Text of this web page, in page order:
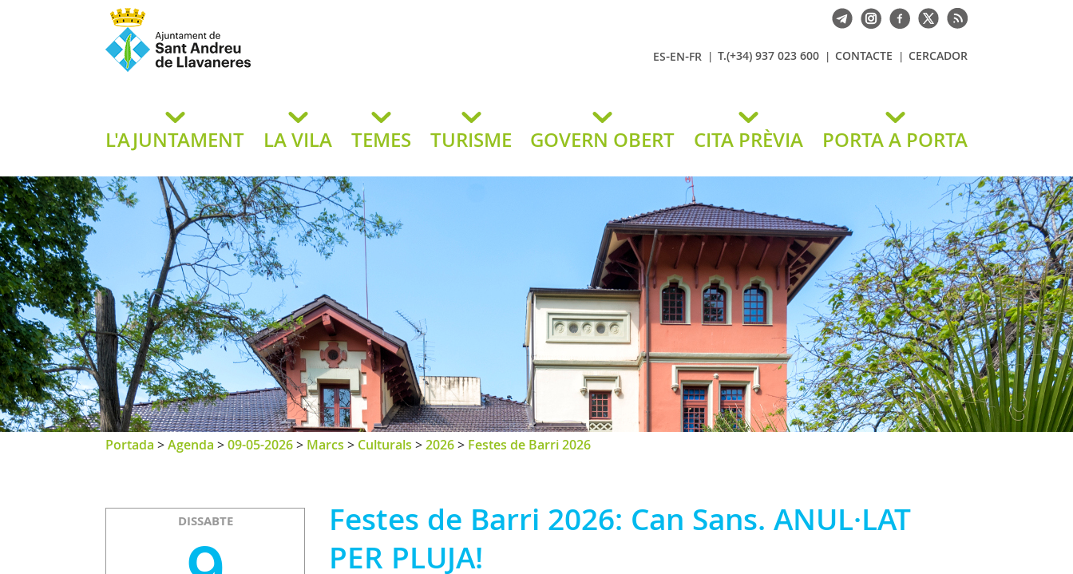
de Llavaneres
ES-EN-FR T.(+34) 937 023 600 CONTACTE CERCADOR
L'AJUNTAMENT LA VILA TEMES TURISME GOVERN OBERT CITA PRÈVIA PORTA A PORTA
Portada >Agenda >09-05-2026> Marcs > Culturals >2026> Festes de Barri 2026
DISSABTE
Festes de Barri 2026: Can Sans. ANUL·LAT
PER PLUJA!